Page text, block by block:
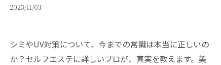
2023/11/03
シミやUV対策について、今までの常識は本当に正しいの
か？セルフエステに詳しいプロが、真実を教えます。美